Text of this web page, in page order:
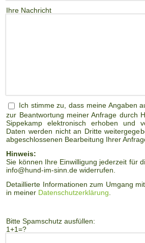
Ihre Nachricht
Ich stimme zu, dass meine Angaben
zur Beantwortung meiner Anfrage durch
Sippekamp elektronisch erhoben und
Daten werden nicht an Dritte
abgeschlossenen Bearbeitung Ihrer
Hinweis:
Sie können Ihre Einwilligung jederzeit für
info@hund-im-sinn.de widerrufen.
Detaillierte Informationen zum Umgang
in meiner Datenschutzerklärung.
Bitte Spamschutz ausfüllen:
1+1=?